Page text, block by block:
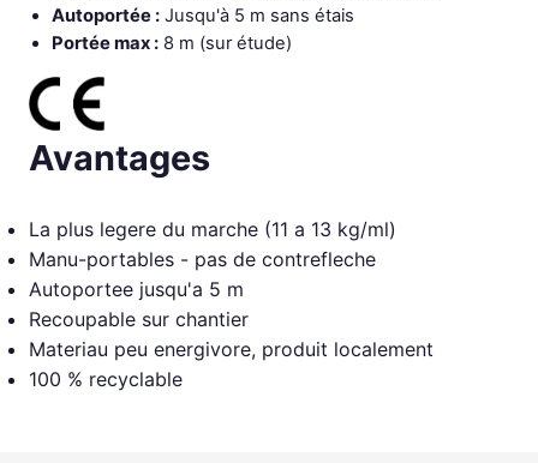
Autoportée : Jusqu'à 5 m sans étais
Portée max : 8 m (sur étude)
Avantages
La plus legere du marche (11 a 13 kg/ml)
Manu-portables - pas de contrefleche
Autoportee jusqu'a 5 m
Recoupable sur chantier
Materiau peu energivore, produit localement
100 % recyclable